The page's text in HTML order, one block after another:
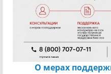
О мерах